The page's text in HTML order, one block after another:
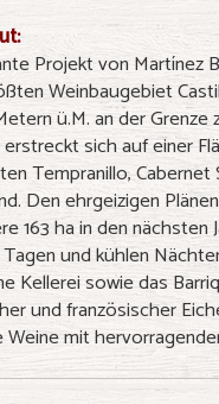
Projekt von Martínez
Weinbaugebiet
ü.M. an der Grenze
sich auf einer
Tempranillo,
Den ehrgeizigen
163 ha in den nächsten
und kühlen
Kellerei sowie das
und französischer
Weine mit